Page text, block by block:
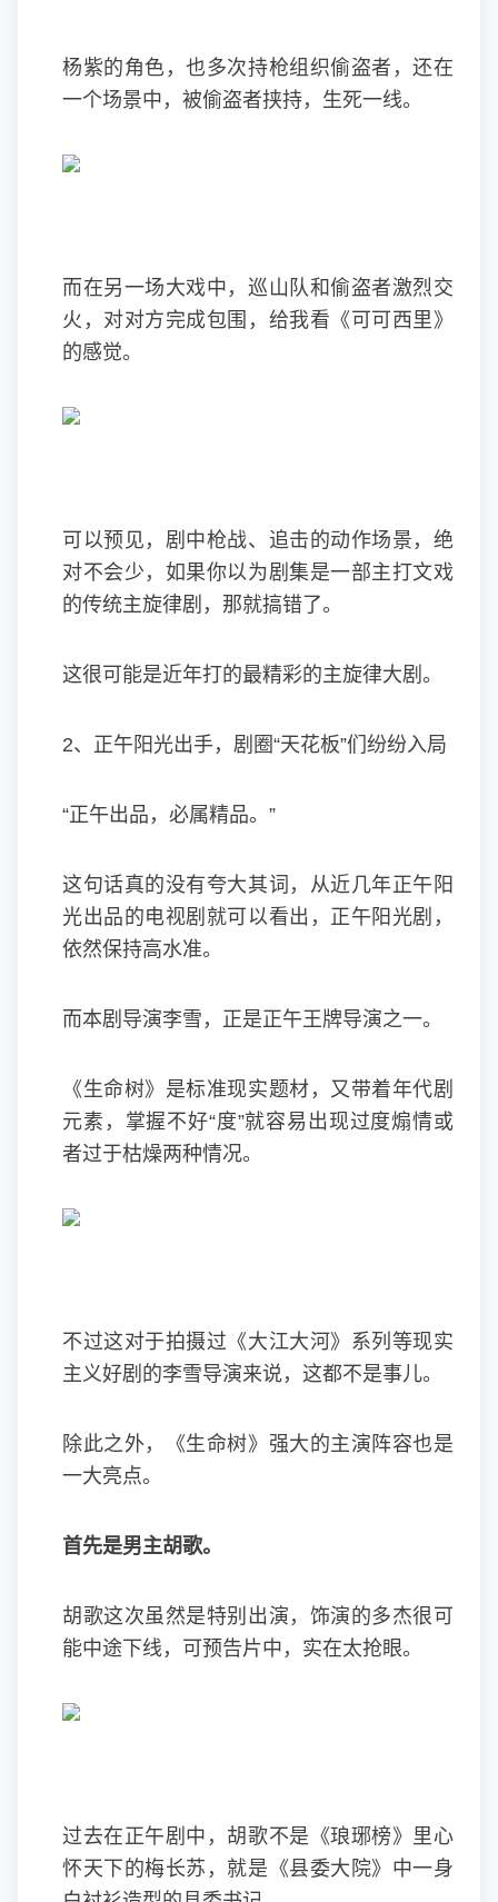
杨紫的角色，也多次持枪组织偷盗者，还在
一个场景中，被偷盗者挟持，生死一线。
而在另一场大戏中，巡山队和偷盗者激烈交
火，对对方完成包围，给我看《可可西里》
的感觉。
可以预见，剧中枪战、追击的动作场景，绝
对不会少，如果你以为剧集是一部主打文戏
的传统主旋律剧，那就搞错了。
这很可能是近年打的最精彩的主旋律大剧。
2、正午阳光出手，剧圈“天花板”们纷纷入局
“正午出品，必属精品。”
这句话真的没有夸大其词，从近几年正午阳
光出品的电视剧就可以看出，正午阳光剧，
依然保持高水准。
而本剧导演李雪，正是正午王牌导演之一。
《生命树》是标准现实题材，又带着年代剧
元素，掌握不好“度”就容易出现过度煽情或
者过于枯燥两种情况。
不过这对于拍摄过《大江大河》系列等现实
主义好剧的李雪导演来说，这都不是事儿。
除此之外，《生命树》强大的主演阵容也是
一大亮点。
首先是男主胡歌。
胡歌这次虽然是特别出演，饰演的多杰很可
能中途下线，可预告片中，实在太抢眼。
过去在正午剧中，胡歌不是《琅琊榜》里心
怀天下的梅长苏，就是《县委大院》中一身